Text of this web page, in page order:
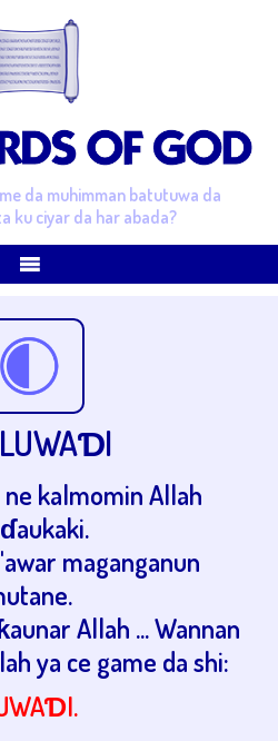
da muhimman batutuwa da
ku ciyar da har abada?
kalmomin Allah
maganganun
Allah ... Wannan
ya ce game da shi: